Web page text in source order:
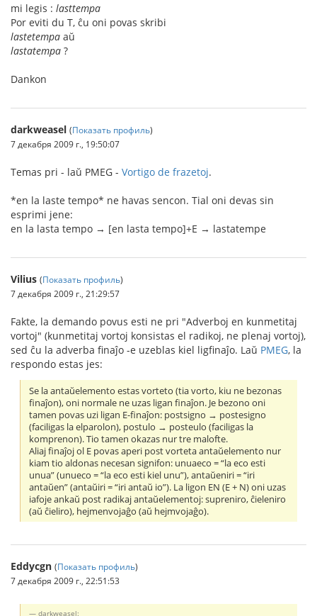
mi legis : lasttempa
Por eviti du T, ĉu oni povas skribi
lastetempa aŭ
lastatempa ?
Dankon
darkweasel (Показать профиль)
7 декабря 2009 г., 19:50:07
Temas pri - laŭ PMEG - Vortigo de frazetoj.
*en la laste tempo* ne havas sencon. Tial oni devas sin
esprimi jene:
en la lasta tempo → [en lasta tempo]+E → lastatempe
Vilius (Показать профиль)
7 декабря 2009 г., 21:29:57
Fakte, la demando povus esti ne pri "Adverboj en kunmetitaj
vortoj" (kunmetitaj vortoj konsistas el radikoj, ne plenaj vortoj),
sed ĉu la adverba finaĵo -e uzeblas kiel ligfinaĵo. Laŭ PMEG, la
respondo estas jes:
Se la antaŭelemento estas vorteto (tia vorto, kiu ne bezonas
finaĵon), oni normale ne uzas ligan finaĵon. Je bezono oni
tamen povas uzi ligan E-finaĵon: postsigno → postesigno
(faciligas la elparolon), postulo → posteulo (faciligas la
komprenon). Tio tamen okazas nur tre malofte.
Aliaj finaĵoj ol E povas aperi post vorteta antaŭelemento nur
kiam tio aldonas necesan signifon: unuaeco = “la eco esti
unua” (unueco = “la eco esti kiel unu”), antaŭeniri = “iri
antaŭen” (antaŭiri = “iri antaŭ io”). La ligon EN (E + N) oni uzas
iafoje ankaŭ post radikaj antaŭelementoj: supreniro, ĉieleniro
(aŭ ĉieliro), hejmenvojaĝo (aŭ hejmvojaĝo).
Eddycgn (Показать профиль)
7 декабря 2009 г., 22:51:53
darkweasel: